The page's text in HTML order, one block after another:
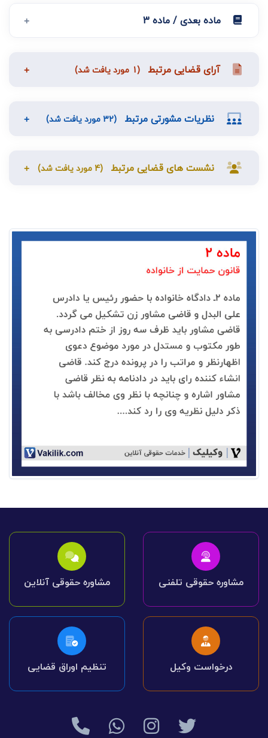
ماده بعدی / ماده 3
آرای قضایی مرتبط (1 مورد یافت شد)
نظریات مشورتی مرتبط (32 مورد یافت شد)
نشست های قضایی مرتبط (4 مورد یافت شد)
مشاوره حقوقی تلفنی مشاوره حقوقی آنلاین
درخواست وکیل تنظیم اوراق قضایی